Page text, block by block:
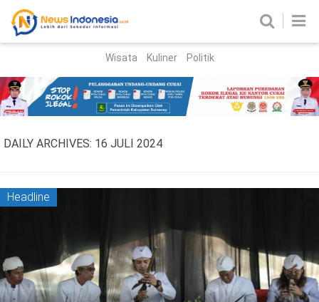
Parlemen
Nasional
Kriminal
Korupsi
Wisata Kuliner Politik
DAILY ARCHIVES: 16 JULI 2024
Headline